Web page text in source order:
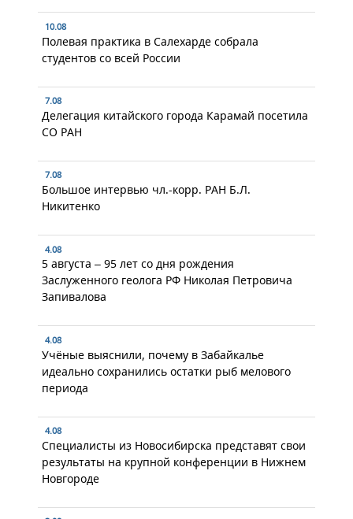
10.08
Полевая практика в Салехарде собрала
студентов со всей России
7.08
Делегация китайского города Карамай посетила
СО РАН
7.08
Большое интервью чл.-корр. РАН Б.Л.
Никитенко
4.08
5 августа – 95 лет со дня рождения
Заслуженного геолога РФ Николая Петровича
Запивалова
4.08
Учёные выяснили, почему в Забайкалье
идеально сохранились остатки рыб мелового
периода
4.08
Специалисты из Новосибирска представят свои
результаты на крупной конференции в Нижнем
Новгороде